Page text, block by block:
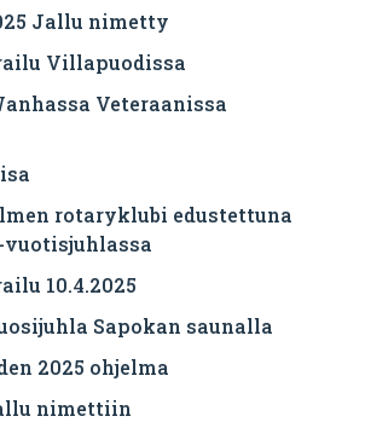
Jallu nimetty
Villapuodissa
Veteraanissa
rotaryklubi edustettuna
vuotisjuhlassa
10.4.2025
Sapokan saunalla
2025 ohjelma
nimettiin